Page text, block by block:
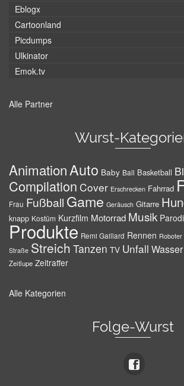
Eblogx
Cartoonland
Picdumps
Ulkinator
Emok.tv
Alle Partner
Wurst-
AnimationAuto Baby Ball Basketball
Compilation Cover Erschrecken Fahrrad
Frau Fußball Game Geräusch Gitarre
knapp Kostüm Kurzfilm Motorrad Musik
Produkte Remi Gaillard Rennen Roboter
Straße Streich Tanzen TV Unfall Wasser
Zeitlupe Zeitraffer
Alle Kategorien
Folge-Wurst